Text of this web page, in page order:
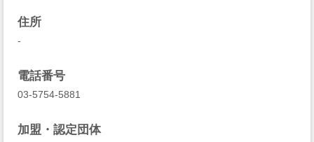
住所
-
電話番号
03-5754-5881
加盟・認定団体